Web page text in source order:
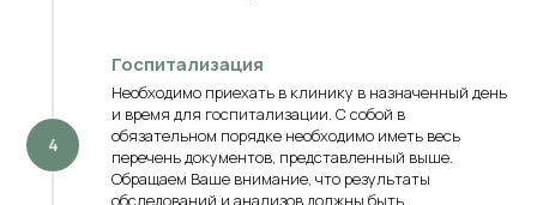
Госпитализация
Необходимо приехать в клинику в назначенный день
и время для госпитализации. С собой в
обязательном порядке необходимо иметь весь
перечень документов, представленный выше.
Обращаем Ваше внимание, что результаты
обследований и анализов должны быть